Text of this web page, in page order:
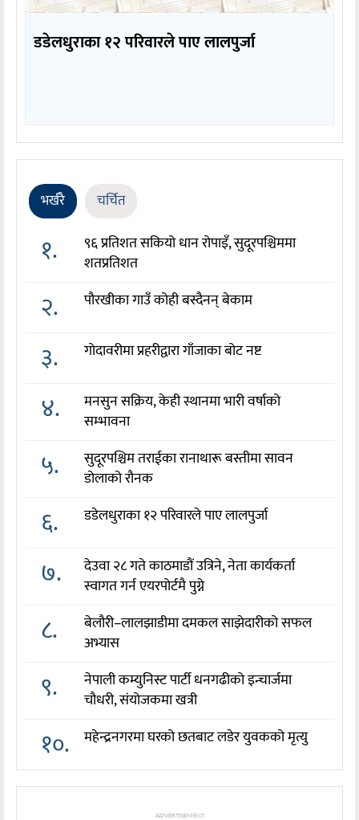
डडेलधुराका १२ परिवारले पाए लालपुर्जा
भर्खरै चर्चित
१.
९६ प्रतिशत सकियो धान रोपाइँ, सुदूरपश्चिममा
शतप्रतिशत
२. पौरखीका गाउँ कोही बस्दैनन् बेकाम
३. गोदावरीमा प्रहरीद्वारा गाँजाका बोट नष्ट
४.
मनसुन सक्रिय, केही स्थानमा भारी वर्षाको
सम्भावना
५.
सुदूरपश्चिम तराईका रानाथारू बस्तीमा सावन
डोलाको रौनक
६. डडेलधुराका १२ परिवारले पाए लालपुर्जा
७.
देउवा २८ गते काठमाडौं उत्रिने, नेता कार्यकर्ता
स्वागत गर्न एयरपोर्टमै पुग्ने
८.
बेलौरी–लालझाडीमा दमकल साझेदारीको सफल
अभ्यास
९.
नेपाली कम्युनिस्ट पार्टी धनगढीको इन्चार्जमा
चौधरी, संयोजकमा खत्री
१०. महेन्द्रनगरमा घरको छतबाट लडेर युवकको मृत्यु
ADVERTISEMENT